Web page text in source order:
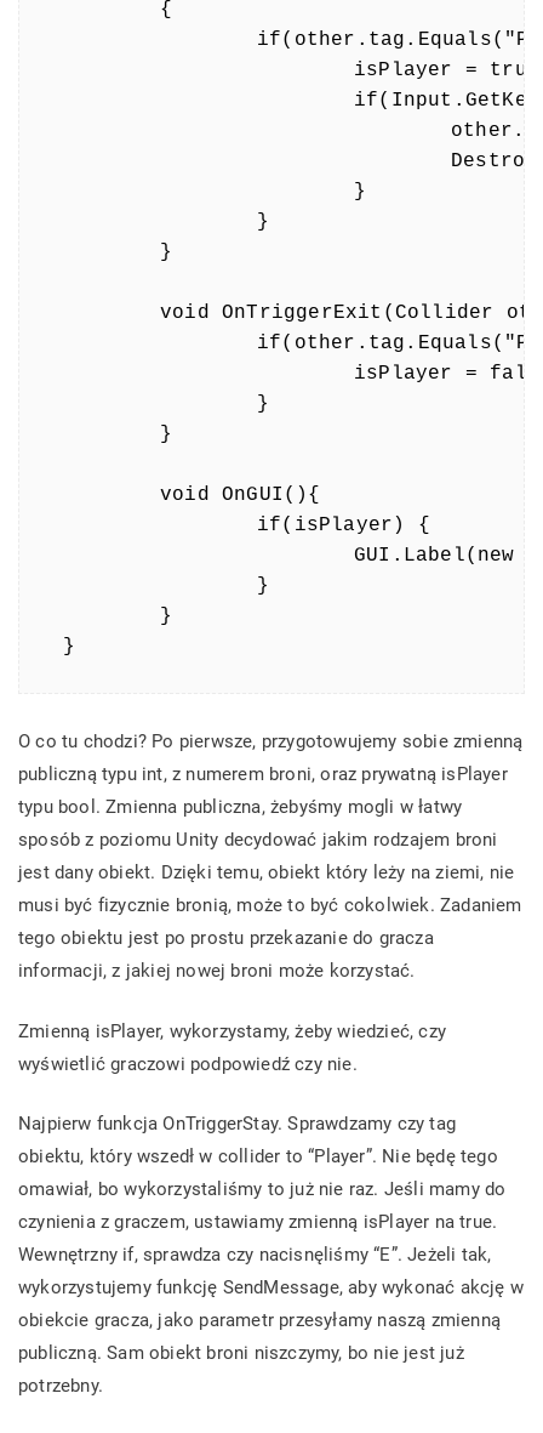
O co tu chodzi? Po pierwsze, przygotowujemy sobie zmienną
publiczną typu int, z numerem broni, oraz prywatną isPlayer
typu bool. Zmienna publiczna, żebyśmy mogli w łatwy
sposób z poziomu Unity decydować jakim rodzajem broni
jest dany obiekt. Dzięki temu, obiekt który leży na ziemi, nie
musi być fizycznie bronią, może to być cokolwiek. Zadaniem
tego obiektu jest po prostu przekazanie do gracza
informacji, z jakiej nowej broni może korzystać.
Zmienną isPlayer, wykorzystamy, żeby wiedzieć, czy
wyświetlić graczowi podpowiedź czy nie.
Najpierw funkcja OnTriggerStay. Sprawdzamy czy tag
obiektu, który wszedł w collider to “Player”. Nie będę tego
omawiał, bo wykorzystaliśmy to już nie raz. Jeśli mamy do
czynienia z graczem, ustawiamy zmienną isPlayer na true.
Wewnętrzny if, sprawdza czy nacisnęliśmy “E”. Jeżeli tak,
wykorzystujemy funkcję SendMessage, aby wykonać akcję w
obiekcie gracza, jako parametr przesyłamy naszą zmienną
publiczną. Sam obiekt broni niszczymy, bo nie jest już
potrzebny.